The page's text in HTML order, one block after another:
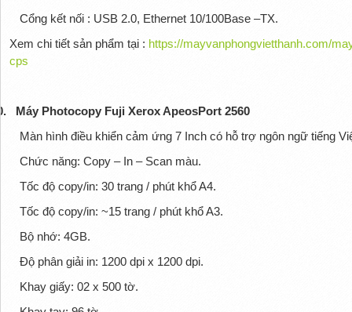
Cổng kết nối : USB 2.0, Ethernet 10/100Base –TX.
Xem chi tiết sản phẩm tại : https://mayvanphongvietthanh.com/
cps
Máy Photocopy Fuji Xerox ApeosPort 2560
Màn hình điều khiển cảm ứng 7 Inch có hỗ trợ ngôn ngữ tiếng
Chức năng: Copy – In – Scan màu.
Tốc độ copy/in: 30 trang / phút khổ A4.
Tốc độ copy/in: ~15 trang / phút khổ A3.
Bộ nhớ: 4GB.
Độ phân giải in: 1200 dpi x 1200 dpi.
Khay giấy: 02 x 500 tờ.